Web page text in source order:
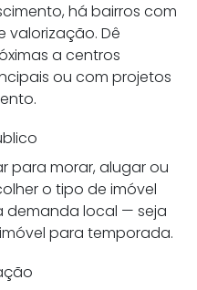
há bairros com
valorização. Dê
a centros
ou com projetos
para morar, alugar ou
o tipo de imóvel
demanda local — seja
para temporada.